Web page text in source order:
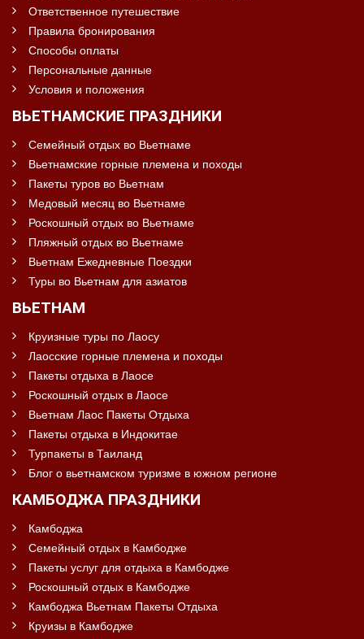
Ответственное путешествие
Правила бронирования
Способы оплаты
Персональные данные
Условия и положения
ВЬЕТНАМСКИЕ ПРАЗДНИКИ
Семейный отдых во Вьетнаме
Вьетнамские горные племена и походы
Пакеты туров во Вьетнам
Медовый месяц во Вьетнаме
Роскошный отдых во Вьетнаме
Пляжный отдых во Вьетнаме
Вьетнам Ежедневные Поездки
Туры во Вьетнам для азиатов
ВЬЕТНАМ
Круизные туры по Лаосу
Лаосские горные племена и походы
Пакеты отдыха в Лаосе
Роскошный отдых в Лаосе
Вьетнам Лаос Пакеты Отдыха
Пакеты отдыха в Индокитае
Турпакеты в Таиланд
Блог о вьетнамском туризме в южном регионе
КАМБОДЖА ПРАЗДНИКИ
Камбоджа
Семейный отдых в Камбодже
Пакеты услуг для отдыха в Камбодже
Роскошный отдых в Камбодже
Камбоджа Вьетнам Пакеты Отдыха
Круизы в Камбодже